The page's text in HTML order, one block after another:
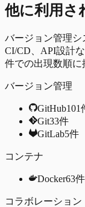
他に利用さ
バージョン管理シ
CI/CD、API設計
件での出現数順に
バージョン管理
GitHub101
Git33件
GitLab5件
コンテナ
Docker63件
コラボレーション